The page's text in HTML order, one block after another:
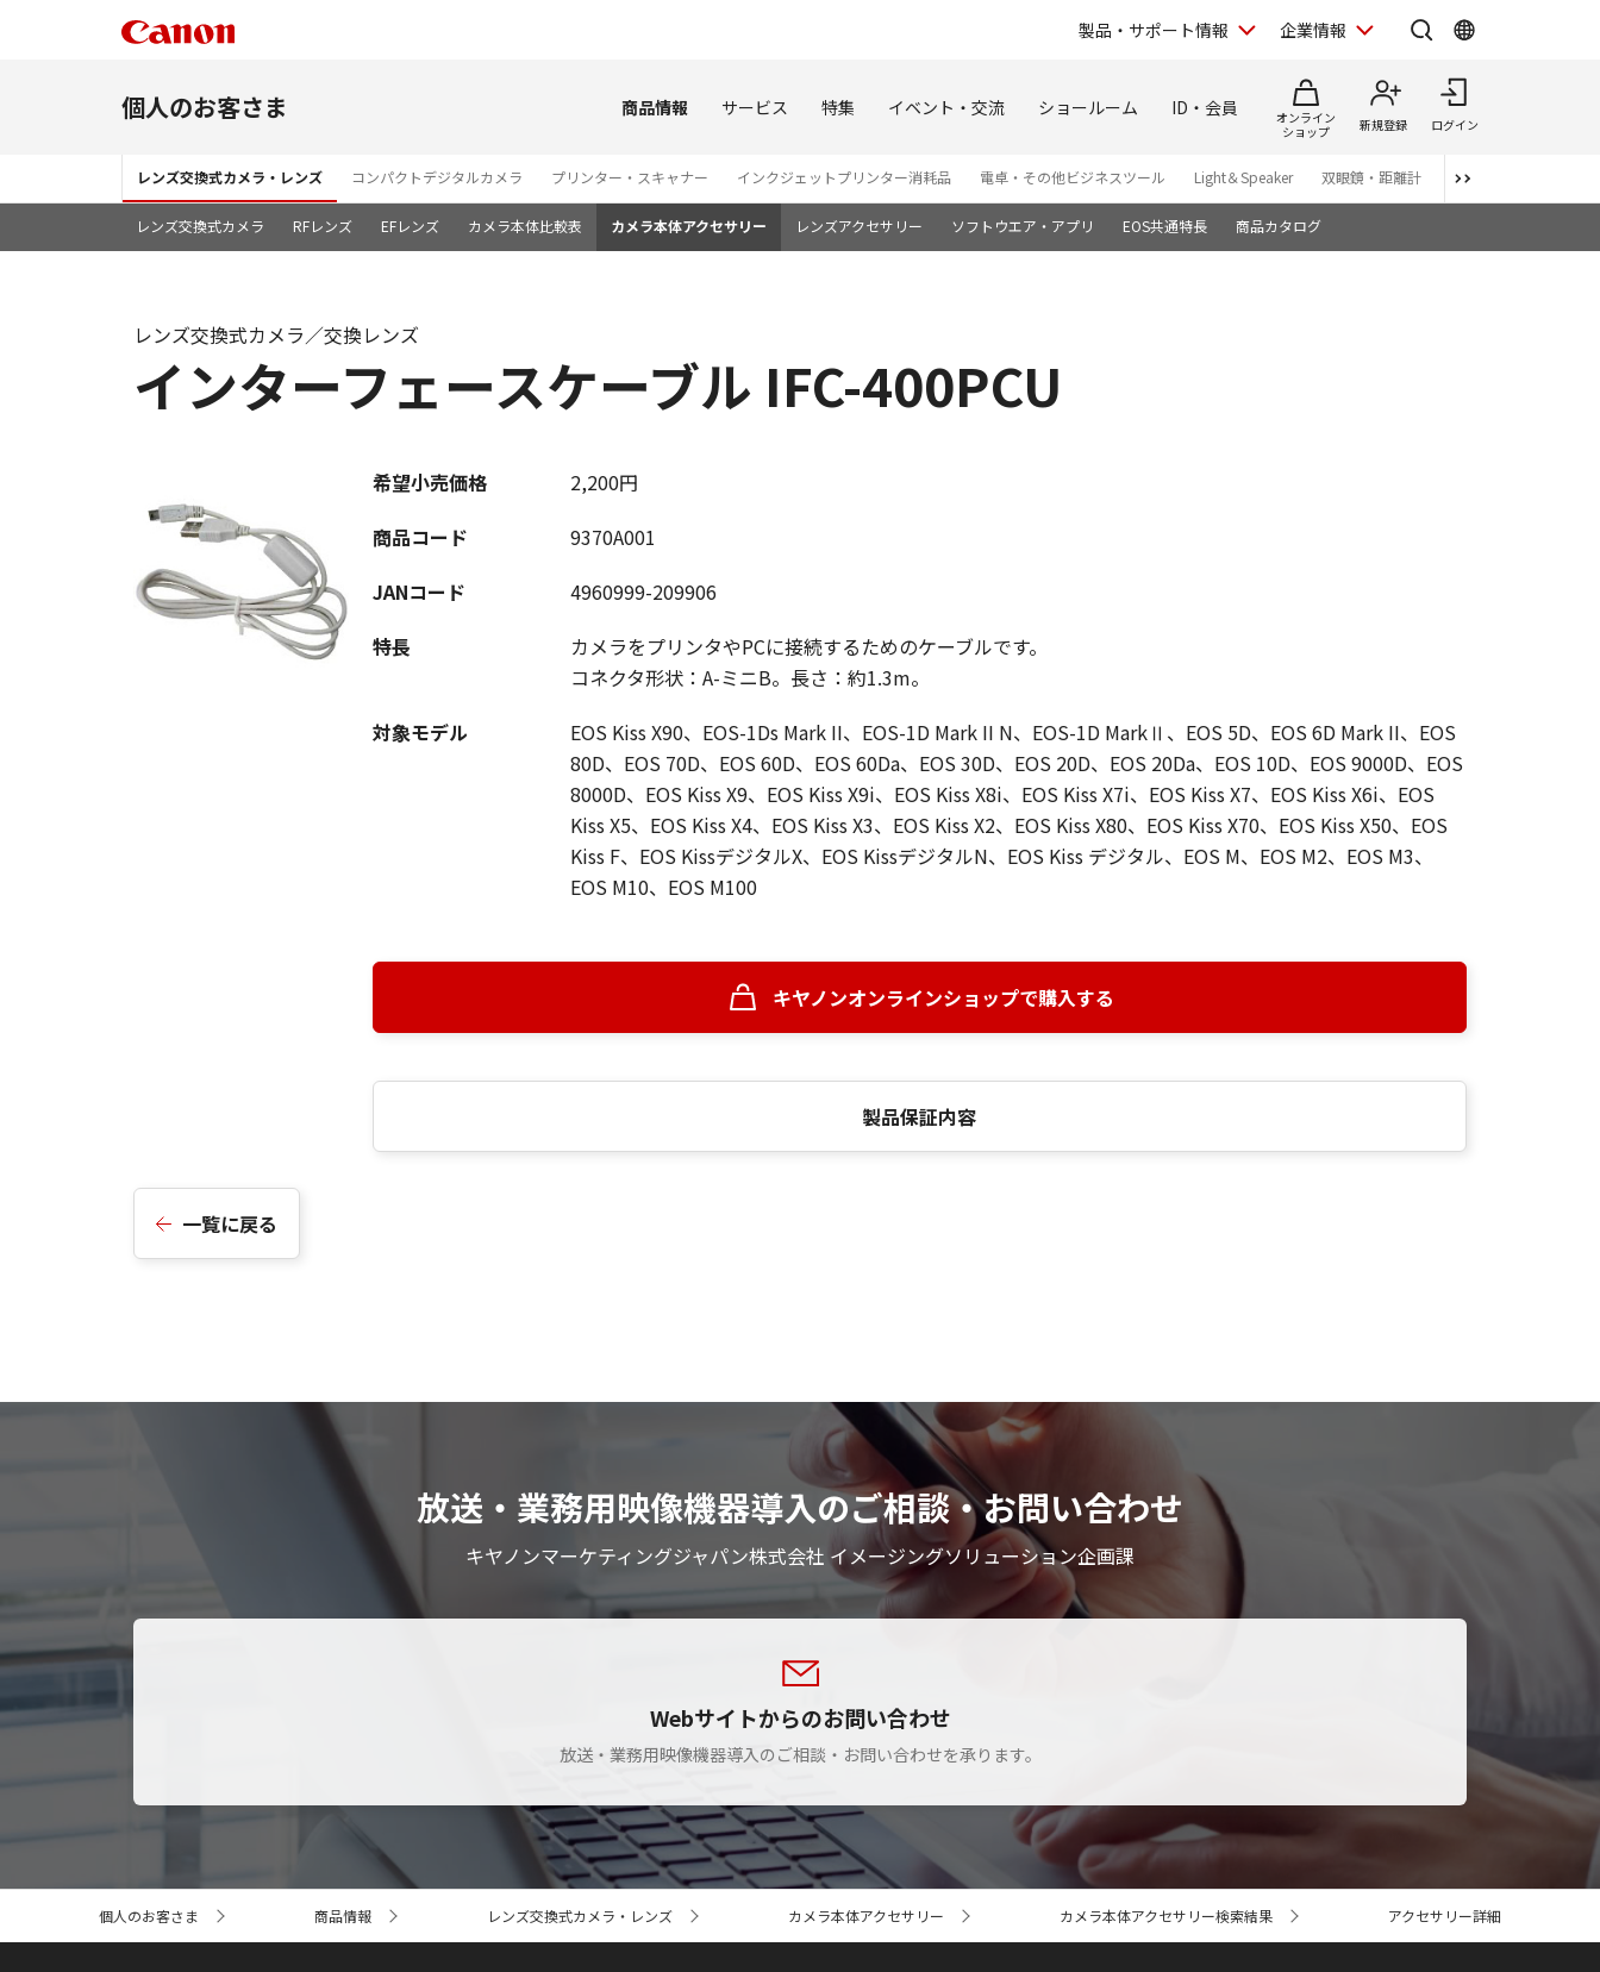
製品・サポート情報 企業情報
個人のお客さま 商品情報 サービス 特集 イベント・交流 ショールーム ID・会員
オンライン
ショップ
新規登録 ログイン
レンズ交換式カメラ・レンズ コンパクトデジタルカメラ プリンター・スキャナー インクジェットプリンター消耗品 電卓・その他ビジネスツール Light＆Speaker 双眼鏡・距離計 写真集
レンズ交換式カメラ RFレンズ EFレンズ カメラ本体比較表 カメラ本体アクセサリー レンズアクセサリー ソフトウエア・アプリ EOS共通特長 商品カタログ
インターフェースケーブル IFC-400PCU
レンズ交換式カメラ／交換レンズ
希望小売価格
2,200円
商品コード
9370A001
JANコード
4960999-209906
特長
カメラをプリンタやPCに接続するためのケーブルです。
コネクタ形状：A-ミニB。長さ：約1.3m。
対象モデル
EOS Kiss X90、EOS-1Ds Mark II、EOS-1D Mark II N、EOS-1D MarkⅡ、EOS 5D、EOS 6D Mark II、EOS
80D、EOS 70D、EOS 60D、EOS 60Da、EOS 30D、EOS 20D、EOS 20Da、EOS 10D、EOS 9000D、EOS
8000D、EOS Kiss X9、EOS Kiss X9i、EOS Kiss X8i、EOS Kiss X7i、EOS Kiss X7、EOS Kiss X6i、EOS
Kiss X5、EOS Kiss X4、EOS Kiss X3、EOS Kiss X2、EOS Kiss X80、EOS Kiss X70、EOS Kiss X50、EOS
Kiss F、EOS KissデジタルX、EOS KissデジタルN、EOS Kiss デジタル、EOS M、EOS M2、EOS M3、
EOS M10、EOS M100
キヤノンオンラインショップで購入する
製品保証内容
一覧に戻る
放送・業務用映像機器導入のご相談・お問い合わせ
キヤノンマーケティングジャパン株式会社 イメージングソリューション企画課
Webサイトからのお問い合わせ
放送・業務用映像機器導入のご相談・お問い合わせを承ります。
ト
個人のお客さま 商品情報 レンズ交換式カメラ・レンズ カメラ本体アクセサリー カメラ本体アクセサリー検索結果 アクセサリー詳細